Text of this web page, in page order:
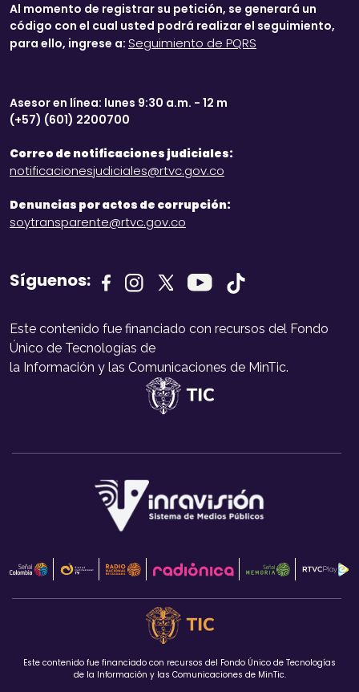
Al momento de registrar su petición, se generará un
código con el cual usted podrá realizar el seguimiento,
para ello, ingrese a: Seguimiento de PQRS
Asesor en línea: lunes 9:30 a.m. - 12 m
(+57) (601) 2200700
Correo de notificaciones judiciales:
notificacionesjudiciales@rtvc.gov.co
Denuncias por actos de corrupción:
soytransparente@rtvc.gov.co
Síguenos:
Este contenido fue financiado con recursos del Fondo
Único de Tecnologías de
la Información y las Comunicaciones de MinTic.
Este contenido fue financiado con recursos del Fondo Único de Tecnologías
de la Información y las Comunicaciones de MinTic.